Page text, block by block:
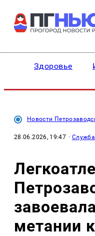
Здоровье
Новости
28.06.2026, 19:47 · Служба
метании